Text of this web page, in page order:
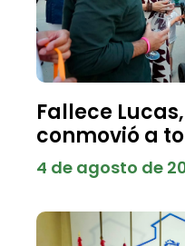
Fallece
conmovió a
4 de agosto de